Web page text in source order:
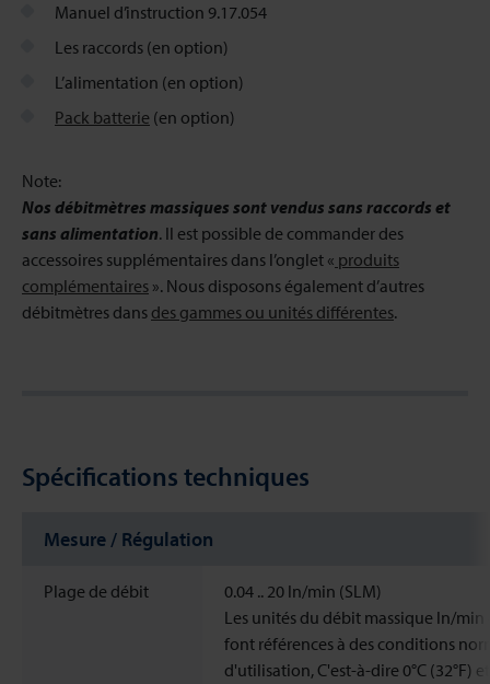
Manuel d’instruction 9.17.054
Les raccords (en option)
L’alimentation (en option)
Pack batterie (en option)
Note:
Nos débitmètres massiques sont vendus sans raccords et
sans alimentation. Il est possible de commander des
accessoires supplémentaires dans l’onglet « produits
complémentaires ». Nous disposons également d’autres
débitmètres dans des gammes ou unités différentes.
Spécifications techniques
Mesure / Régulation
Plage de débit
0.04 .. 20 ln/min (SLM)
Les unités du débit massique ln/min
font références à des conditions
d'utilisation, C'est-à-dire 0°C (32°F)